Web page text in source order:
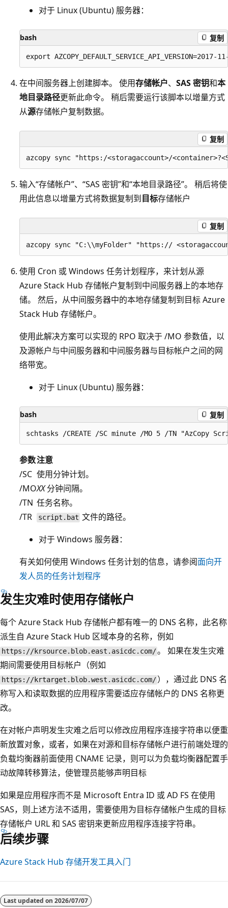
对于 Linux (Ubuntu) 服务器：
bash 复制
在中间服务器上创建脚本。 使用存储帐户、 SAS 密钥和本
地目录路径更新此命令。 稍后需要运行该脚本以增量方式
从源存储帐户复制数据。
复制
输入“存储帐户”、“SAS 密钥”和“本地目录路径”。 稍后将使
用此信息以增量方式将数据复制到目标存储帐户
复制
使用 Cron 或 Windows 任务计划程序，来计划从源
Azure Stack Hub 存储帐户复制到中间服务器上的本地存
储。 然后，从中间服务器中的本地存储复制到目标 Azure
Stack Hub 存储帐户。
使用此解决方案可以实现的 RPO 取决于 /MO 参数值，以
及源帐户与中间服务器和中间服务器与目标帐户之间的网
络带宽。
对于 Linux (Ubuntu) 服务器：
bash 复制
参数注意
/SC 使用分钟计划。
/MOXX分钟间隔。
/TN 任务名称。
/TR
script.bat 文件的路径。
对于 Windows 服务器：
有关如何使用 Windows 任务计划的信息，请参阅面向开
发人员的任务计划程序
发生灾难时使用存储帐户
每个 Azure Stack Hub 存储帐户都有唯一的 DNS 名称，此名称
派生自 Azure Stack Hub 区域本身的名称，例如
https://krsource.blob.east.asicdc.com/。 如果在发生灾难
期间需要使用目标帐户（例如
https://krtarget.blob.west.asicdc.com/ ），通过此 DNS 名
称写入和读取数据的应用程序需要适应存储帐户的 DNS 名称更
改。
在对帐户声明发生灾难之后可以修改应用程序连接字符串以便重
新放置对象，或者，如果在对源和目标存储帐户进行前端处理的
负载均衡器前面使用 CNAME 记录，则可以为负载均衡器配置手
动故障转移算法，使管理员能够声明目标
如果是应用程序而不是 Microsoft Entra ID 或 AD FS 在使用
SAS，则上述方法不适用，需要使用为目标存储帐户生成的目标
存储帐户 URL 和 SAS 密钥来更新应用程序连接字符串。
后续步骤
Azure Stack Hub 存储开发工具入门
Last updated on 2026/07/07